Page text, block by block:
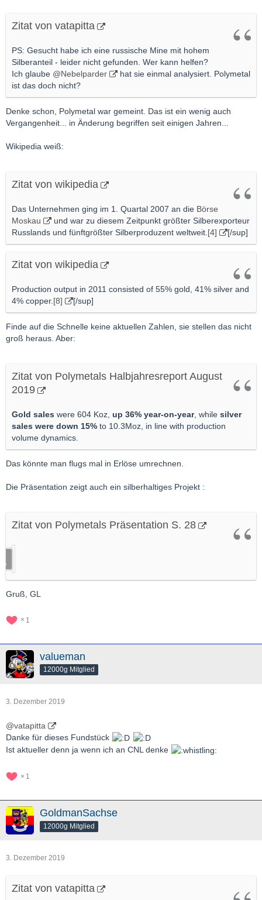
Zitat von vatapitta
PS: Gesucht habe ich eine russische Mine mit hohem
Silberanteil - leider nicht gefunden. Wer kann helfen?
Ich glaube @Nebelparder
hat sie einmal analysiert. Polymetal
ist das doch nicht?
Denke schon, Polymetal war gemeint. Das ist ein wenig auch
Vergangenheit... in Änderung begriffen seit einigen Jahren...
Wikipedia weiß:
Zitat von wikipedia
Das Unternehmen ging im 1. Quartal 2007 an die Börse
Moskau
und war zu diesem Zeitpunkt größter Silberexporteur
Russlands und fünftgrößter Silberproduzent weltweit. [4] [/sup]
Zitat von wikipedia
Production output in 2011 consisted of 55% gold, 41% silver and
4% copper. [8] [/sup]
Finde auf die Schnelle keine aktuellen Zahlen, sie stellen das nicht
groß heraus. Aber:
Zitat von Polymetals Halbjahresreport August
2019
Gold sales were 604 Koz, up 36% year-on-year, while silver
sales were down 15% to 10.3Moz , in line with production
volume dynamics.
Das könnte man flugs mal in Erlöse umrechnen.
Die Präsentation zeigt auch ein silberhaltiges Projekt :
Zitat von Polymetals Präsentation S. 28
Gruß, GL
1
valueman
12000g Mitglied
3. Dezember 2019
@vatapitta
Danke für dieses Fundstück
Ist aktueller denn ja wenn ich an CNL denke
1
GoldmanSachse
12000g Mitglied
3. Dezember 2019
Zitat von vatapitta